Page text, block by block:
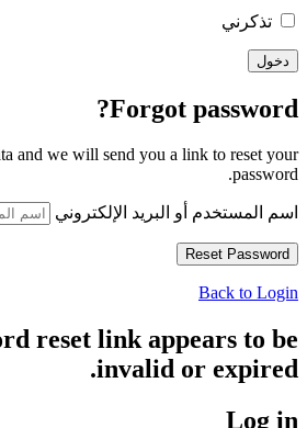
تذكرني
Forgot password?
and we will send you a link to reset your
password.
اسم المستخدم أو البريد الإلكتروني
Back to Login
reset link appears to be
invalid or expired.
Log in